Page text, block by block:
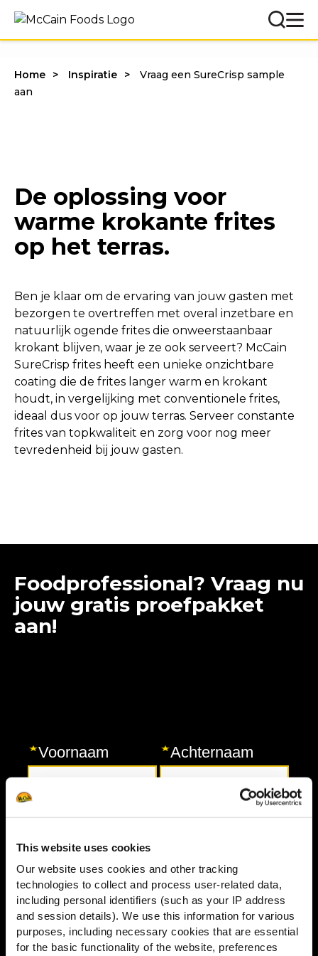
This website uses cookies
Our website uses cookies and other tracking
technologies to collect and process user-related data,
including personal identifiers (such as your IP address
and session details). We use this information for various
purposes, including necessary cookies that are essential
for the basic functionality of the website, preferences
Home Inspiratie
Vraag een SureCrisp sample
aan
De oplossing voor
warme krokante frites
op het terras.
Ben je klaar om de ervaring van jouw gasten met
bezorgen te overtreffen met overal inzetbare en
natuurlijk ogende frites die onweerstaanbaar
krokant blijven, waar je ze ook serveert? McCain
SureCrisp frites heeft een unieke onzichtbare
coating die de frites langer warm en krokant
houdt, in vergelijking met conventionele frites,
ideaal dus voor op jouw terras. Serveer constante
frites van topkwaliteit en zorg voor nog meer
tevredenheid bij jouw gasten.
Foodprofessional? Vraag nu
jouw gratis proefpakket
aan!